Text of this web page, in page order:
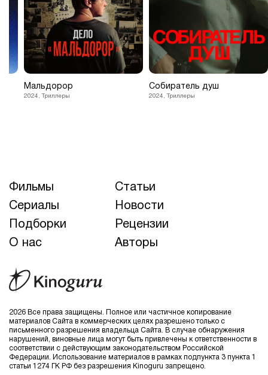
Мальдорор
2024, Триллеры
Собиратель душ
2024, Триллеры
2026 Все права защищены. Полное или частичное копирование
материалов Сайта в коммерческих целях разрешено только с
письменного разрешения владельца Сайта. В случае обнаружения
нарушений, виновные лица могут быть привлечены к ответственности в
соответствии с действующим законодательством Российской
Федерации. Использование материалов в рамках подпункта 3 пункта 1
статьи 1274 ГК РФ без разрешения Kinoguru запрещено.
Фильмы
Статьи
Сериалы
Новости
Подборки
Рецензии
О нас
Авторы